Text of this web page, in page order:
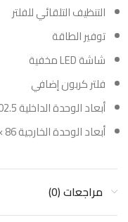
التنظيف التلقائي للفلتر
توفير الطاقة
شاشة LED مخفية
فلتر كربون إضافي
أبعاد الوحدة الداخلية 102.5 × 31.9 × 22.3 سم
أبعاد الوحدة الخارجية 86 × 72 × 32 سم
مراجعات (0)